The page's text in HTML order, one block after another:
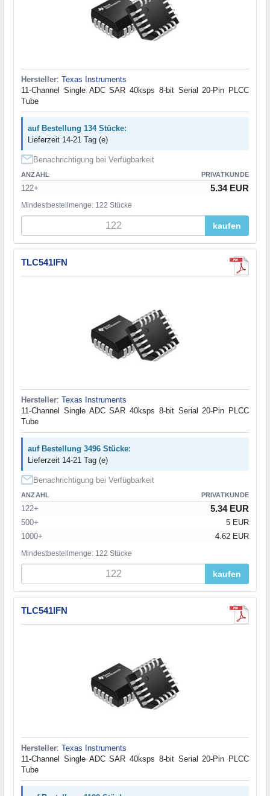
Hersteller: Texas Instruments
11-Channel Single ADC SAR 40ksps 8-bit Serial 20-Pin PLCC
Tube
auf Bestellung 134 Stücke:
Lieferzeit 14-21 Tag (e)
Benachrichtigung bei Verfügbarkeit
ANZAHL PRIVATKUNDE
122+ 5.34 EUR
Mindestbestellmenge: 122 Stücke
kaufen
TLC541IFN
Hersteller: Texas Instruments
11-Channel Single ADC SAR 40ksps 8-bit Serial 20-Pin PLCC
Tube
auf Bestellung 3496 Stücke:
Lieferzeit 14-21 Tag (e)
Benachrichtigung bei Verfügbarkeit
ANZAHL PRIVATKUNDE
122+ 5.34 EUR
500+
5 EUR
1000+
4.62 EUR
Mindestbestellmenge: 122 Stücke
kaufen
TLC541IFN
Hersteller: Texas Instruments
11-Channel Single ADC SAR 40ksps 8-bit Serial 20-Pin PLCC
Tube